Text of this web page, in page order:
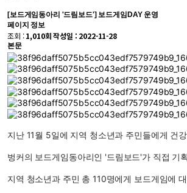
[보드게임동아리 '드림보드'] 보드게임DAY 운영
페이지 정보
조회 :1,010회작성일 : 2022-11-28
본문
지난 11월 5일에 지역 청소년과 주민들에게 건
벙커의 보드게임동아리인 '드림보드'가 직접 기
지역 청소년과 주민 총 110명에게 보드게임에